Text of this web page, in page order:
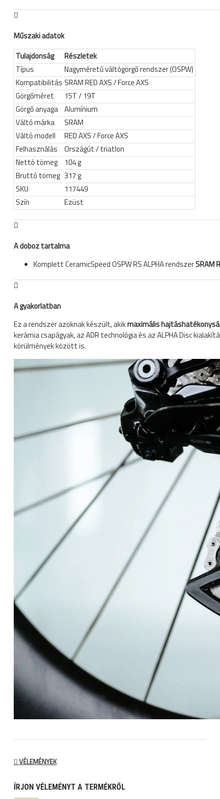
Műszaki adatok
Tulajdonság
Részletek
Típus
Nagyméretű váltógörgő rendszer (OSPW)
Kompatibilitás SRAM RED AXS / Force AXS
Görgőméret
15T / 19T
Görgő anyaga Alumínium
Váltó márka
SRAM
Váltó modell
RED AXS / Force AXS
Felhasználás
Országút / triatlon
Nettó tömeg
104 g
Bruttó tömeg 317 g
SKU
117449
Szín
Ezüst
A doboz tartalma
Komplett CeramicSpeed OSPW RS ALPHA rendszerSRAM
A gyakorlatban
Ez a rendszer azoknak készült, akikmaximális
kerámia csapágyak, az ADR technológia és az ALPHA Disc
körülmények között is.
VÉLEMÉNYEK
ÍRJON VÉLEMÉNYT A TERMÉKRŐL